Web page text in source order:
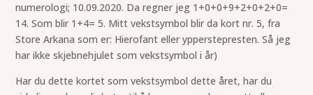
numerologi; 10.09.2020. Da regner jeg 1+0+0+9+2+0+2+0=
14. Som blir 1+4= 5. Mitt vekstsymbol blir da kort nr. 5, fra
Store Arkana som er: Hierofant eller ypperstepresten. Så jeg
har ikke skjebnehjulet som vekstsymbol i år)
Har du dette kortet som vekstsymbol dette året, har du